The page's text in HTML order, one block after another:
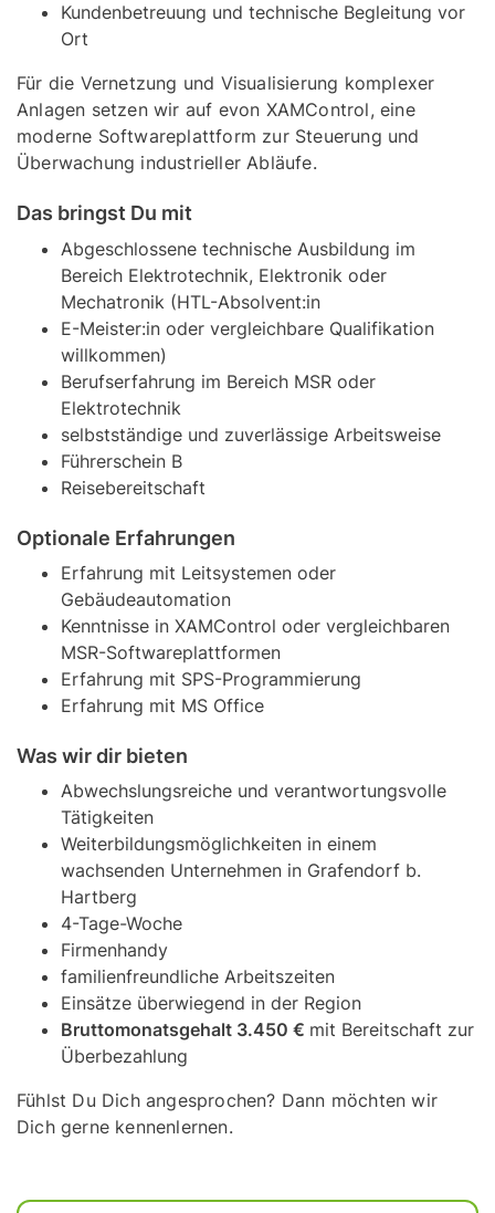
Kundenbetreuung und technische Begleitung vor
Ort
Für die Vernetzung und Visualisierung komplexer
Anlagen setzen wir auf evon XAMControl, eine
moderne Softwareplattform zur Steuerung und
Überwachung industrieller Abläufe.
Das bringst Du mit
Abgeschlossene technische Ausbildung im
Bereich Elektrotechnik, Elektronik oder
Mechatronik (HTL-Absolvent:in
E-Meister:in oder vergleichbare Qualifikation
willkommen)
Berufserfahrung im Bereich MSR oder
Elektrotechnik
selbstständige und zuverlässige Arbeitsweise
Führerschein B
Reisebereitschaft
Optionale Erfahrungen
Erfahrung mit Leitsystemen oder
Gebäudeautomation
Kenntnisse in XAMControl oder vergleichbaren
MSR-Softwareplattformen
Erfahrung mit SPS-Programmierung
Erfahrung mit MS Office
Was wir dir bieten
Abwechslungsreiche und verantwortungsvolle
Tätigkeiten
Weiterbildungsmöglichkeiten in einem
wachsenden Unternehmen in Grafendorf b.
Hartberg
4-Tage-Woche
Firmenhandy
familienfreundliche Arbeitszeiten
Einsätze überwiegend in der Region
Bruttomonatsgehalt 3.450 € mit Bereitschaft zur
Überbezahlung
Fühlst Du Dich angesprochen? Dann möchten wir
Dich gerne kennenlernen.